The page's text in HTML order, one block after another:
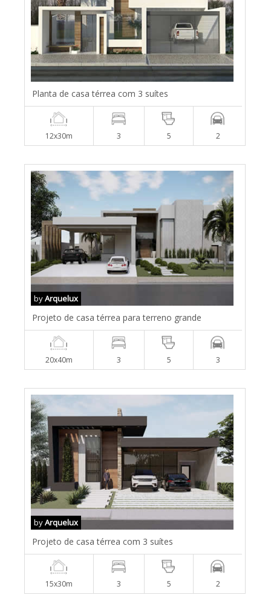
Planta de casa térrea com 3 suítes
12x30m 3 5 2
byArquelux
Projeto de casa térrea para terreno grande
20x40m 3 5 3
byArquelux
Projeto de casa térrea com 3 suítes
15x30m 3 5 2